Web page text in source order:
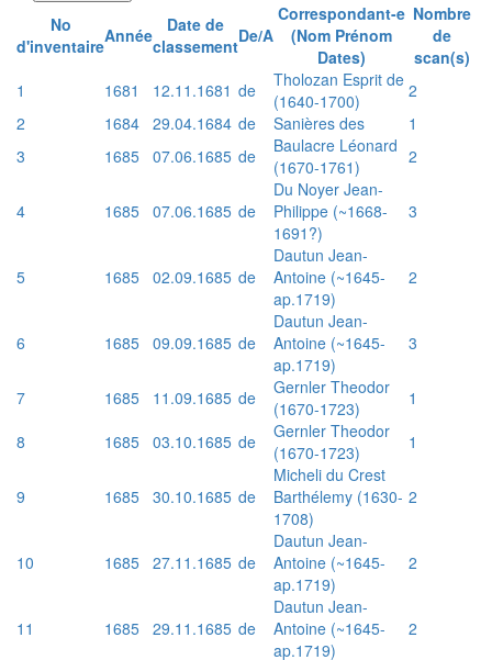
No
d'inventaireAnnée
Date de
classementDe/A
Correspondant-e
(Nom Prénom
Dates)
Nombre
de
scan(s)
1
1681 12.11.1681 de
Tholozan Esprit de
(1640-1700)
2
2
1684 29.04.1684 de Sanières des
1
3
1685 07.06.1685 de
Baulacre Léonard
(1670-1761)
2
4 1685 07.06.1685 de
Du Noyer Jean-
Philippe (~1668-
1691?)
3
5 1685 02.09.1685 de
Dautun Jean-
Antoine (~1645-
ap.1719)
2
6 1685 09.09.1685 de
Dautun Jean-
Antoine (~1645-
ap.1719)
3
7 1685 11.09.1685 de
Gernler Theodor
(1670-1723)
1
8
1685 03.10.1685 de
Gernler Theodor
(1670-1723)
1
9 1685 30.10.1685 de
Micheli du Crest
Barthélemy (1630-
1708)
2
10 1685 27.11.1685 de
Dautun Jean-
Antoine (~1645-
ap.1719)
2
11 1685 29.11.1685 de
Dautun Jean-
Antoine (~1645-
ap.1719)
2